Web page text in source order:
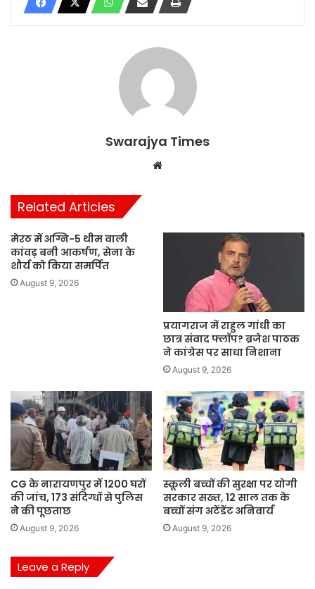
Swarajya Times
Related Articles
मेरठ में अग्नि-5 थीम वाली
कांवड़ बनी आकर्षण, सेना के
शौर्य को किया समर्पित
August 9, 2026
प्रयागराज में राहुल गांधी का
छात्र संवाद फ्लॉप? ब्रजेश पाठक
ने कांग्रेस पर साधा निशाना
August 9, 2026
CG के नारायणपुर में 1200 घरों
की जांच, 173 संदिग्धों से पुलिस
ने की पूछताछ
August 9, 2026
स्कूली बच्चों की सुरक्षा पर योगी
सरकार सख्त, 12 साल तक के
बच्चों संग अटेंडेंट अनिवार्य
August 9, 2026
Leave a Reply